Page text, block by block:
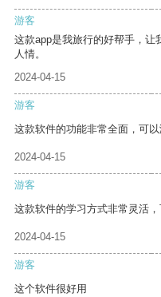
游客
这款app是我旅行的好帮手，让
人情。
2024-04-15
游客
这款软件的功能非常全面，可以
2024-04-15
游客
这款软件的学习方式非常灵活
2024-04-15
游客
这个软件很好用